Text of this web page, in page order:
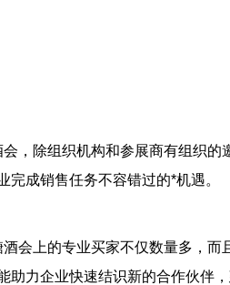
，除组织机构和参展商有组织的
成销售任务不容错过的*机遇。
会上的专业买家不仅数量多，而
力企业快速结识新的合作伙伴，